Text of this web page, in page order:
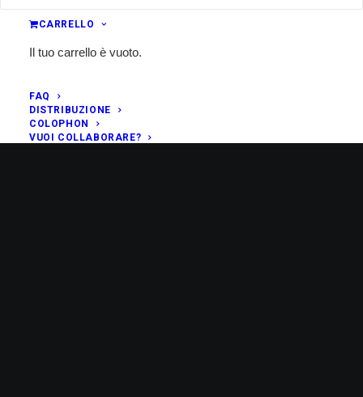
CARRELLO
Il tuo carrello è vuoto.
FAQ
DISTRIBUZIONE
COLOPHON
VUOI COLLABORARE?